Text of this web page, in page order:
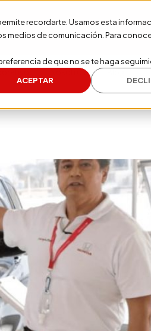
recordarte. Usamos esta
medios de comunicación. Para
de que no se te haga
ACEPTAR
Evalúa tu Crédito
Nosotros Blog